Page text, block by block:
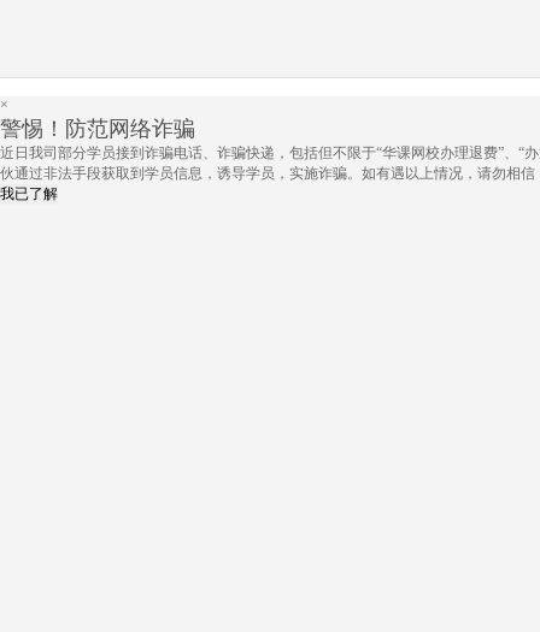
×
警惕！防范网络诈骗
近日我司部分学员接到诈骗电话、诈骗快递，包括但不限于“华课网校办理退费”、“
伙通过非法手段获取到学员信息，诱导学员，实施诈骗。如有遇以上情况，请勿相
我已了解